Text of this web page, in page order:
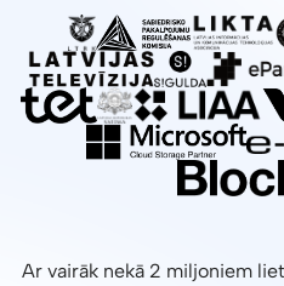
Ar vairāk nekā 2 miljoniem